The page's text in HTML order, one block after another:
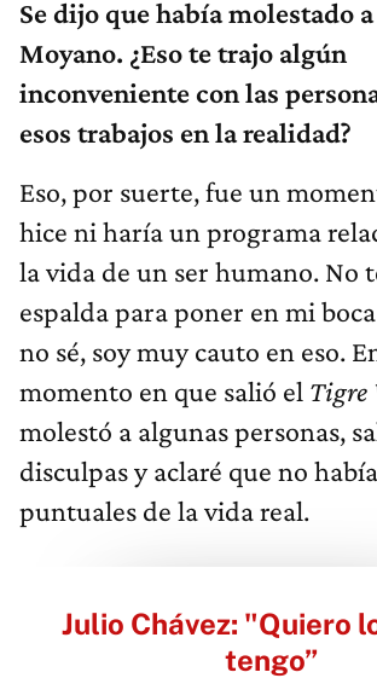
Se dijo que había molestado
Moyano. ¿Eso te trajo algún
inconveniente con las
esos trabajos en la realidad?
Eso, por suerte, fue un
hice ni haría un programa
la vida de un ser humano. No
espalda para poner en mi
no sé, soy muy cauto en eso.
momento en que salió el Tigre
molestó a algunas personas,
disculpas y aclaré que no
puntuales de la vida real.
Julio Chávez: "Quiero
tengo”